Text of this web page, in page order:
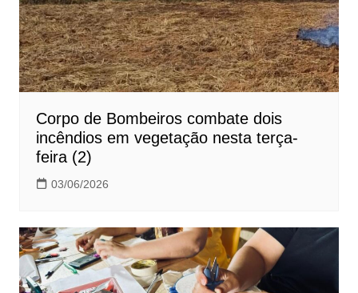
Corpo de Bombeiros combate dois
incêndios em vegetação nesta terça-
feira (2)
03/06/2026